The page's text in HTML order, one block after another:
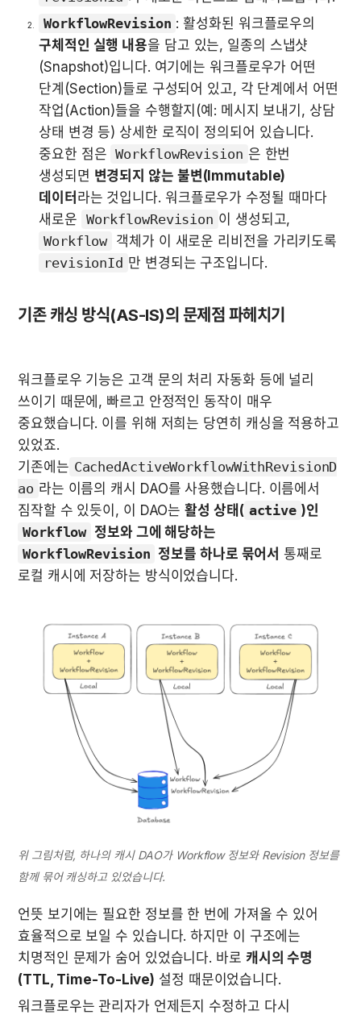
WorkflowRevision
구체적인 실행 내용을 담고 있는, 일종의 스냅샷
(Snapshot)입니다. 여기에는 워크플로우가 어떤
단계(Section)들로 구성되어 있고, 각 단계에서 어떤
작업(Action)들을 수행할지(예: 메시지 보내기, 상담
상태 변경 등) 상세한 로직이 정의되어 있습니다.
중요한 점은 WorkflowRevision 은 한번
생성되면 변경되지 않는 불변(Immutable)
데이터 라는 것입니다. 워크플로우가 수정될 때마다
새로운 WorkflowRevision
Workflow
revisionId 만 변경되는 구조입니다.
기존 캐싱 방식(AS-IS)의 문제점 파헤치기
워크플로우 기능은 고객 문의 처리 자동화 등에 널리
쓰이기 때문에, 빠르고 안정적인 동작이 매우
중요했습니다. 이를 위해 저희는 당연히 캐싱을 적용하고
있었죠.
기존에는 CachedActiveWorkflowWithRevisionD
ao 라는 이름의 캐시 DAO를 사용했습니다. 이름에서
짐작할 수 있듯이, 이 DAO는 활성 상태( active
Workflow
WorkflowRevision 정보를 하나로 묶어서 통째로
로컬 캐시에 저장하는 방식이었습니다.
위 그림처럼, 하나의 캐시 DAO가 Workflow 정보와 Revision 정보를
함께 묶어 캐싱하고 있었습니다.
언뜻 보기에는 필요한 정보를 한 번에 가져올 수 있어
효율적으로 보일 수 있습니다. 하지만 이 구조에는
치명적인 문제가 숨어 있었습니다. 바로 캐시의 수명
(TTL, Time-To-Live) 설정 때문이었습니다.
워크플로우는 관리자가 언제든지 수정하고 다시